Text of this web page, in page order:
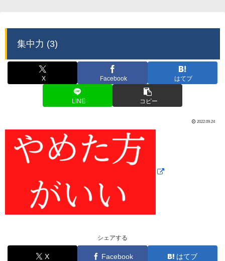
集中力 (3)
X Facebook はてブ
LINE コピー
2022.09.24
シェアする
X Facebook はてブ